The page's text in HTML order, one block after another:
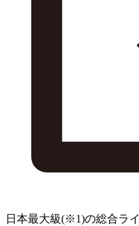
日本最大級(※1)の総合ラ